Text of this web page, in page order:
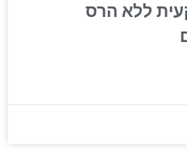
ללא הרס